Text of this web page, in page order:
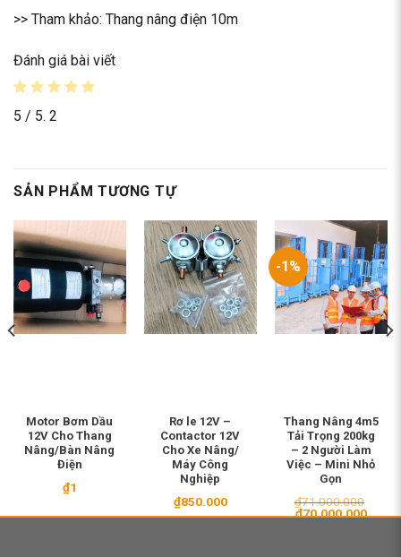
>> Tham khảo: Thang nâng điện 10m
Đánh giá bài viết
5 / 5. 2
SẢN PHẨM TƯƠNG TỰ
Motor Bơm Dầu
12V Cho Thang
Nâng/Bàn Nâng
Điện
₫1
Rơ le 12V –
Contactor 12V
Cho Xe Nâng/
Máy Công
Nghiệp
₫850.000
-1%
Thang Nâng 4m5
Tải Trọng 200kg
– 2 Người Làm
Việc – Mini Nhỏ
Gọn
₫71.000.000
Giá
₫70.000.000Giá